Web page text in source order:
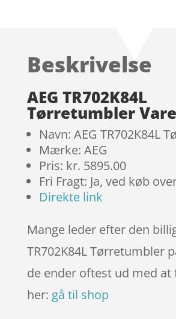
baseret
kundebed
ømmels
er
Beskrivelse
AEG TR702K84L
Tørretumbler
Navn: AEG TR702K84L
Mærke: AEG
Pris: kr. 5895.00
Fri Fragt: Ja, ved køb
Direkte link
Mange leder efter den
TR702K84L Tørretumbler
de ender oftest ud med
her: gå til shop